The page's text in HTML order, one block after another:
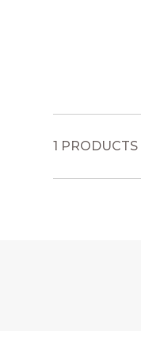
1 PRODUCTS